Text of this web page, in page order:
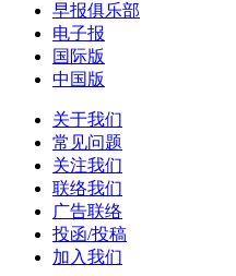
早报俱乐部
电子报
国际版
中国版
关于我们
常见问题
关注我们
联络我们
广告联络
投函/投稿
加入我们